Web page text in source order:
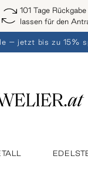
101 Tage
lassen für den
– jetzt bis zu 15%